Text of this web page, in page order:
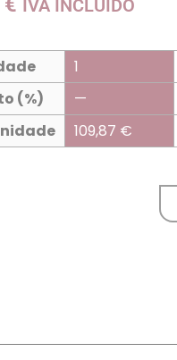
IVA INCLUÍDO
(%)
1
—
109,87 €